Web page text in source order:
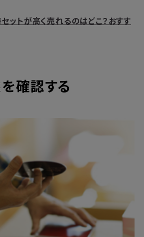
ットが高く売れるのはどこ？おすす
確認する